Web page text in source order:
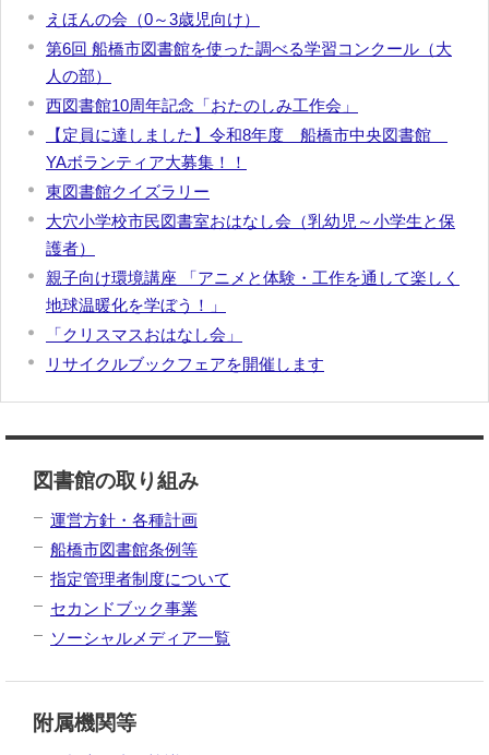
えほんの会（0～3歳児向け）
第6回 船橋市図書館を使った調べる学習コンクール（大
人の部）
西図書館10周年記念「おたのしみ工作会」
【定員に達しました】令和8年度 船橋市中央図書館
YAボランティア大募集！！
東図書館クイズラリー
大穴小学校市民図書室おはなし会（乳幼児～小学生と保
護者）
親子向け環境講座 「アニメと体験・工作を通して楽しく
地球温暖化を学ぼう！」
「クリスマスおはなし会」
リサイクルブックフェアを開催します
図書館の取り組み
運営方針・各種計画
船橋市図書館条例等
指定管理者制度について
セカンドブック事業
ソーシャルメディア一覧
附属機関等